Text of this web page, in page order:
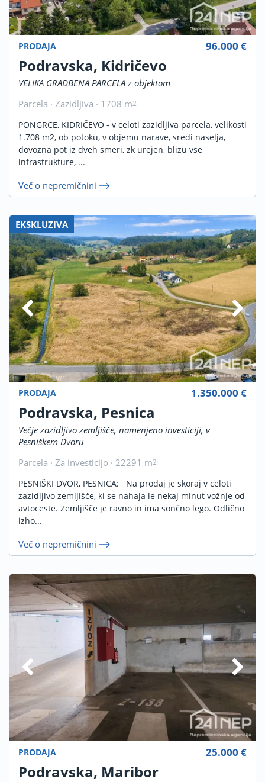
PRODAJA
Podravska, Kidričevo
VELIKA GRADBENA PARCELA z objektom
Parcela · Zazidljiva · 1708 m2
96.000 €
PONGRCE, KIDRIČEVO - v celoti zazidljiva parcela, velikosti
1.708 m2, ob potoku, v objemu narave, sredi naselja,
dovozna pot iz dveh smeri, zk urejen, blizu vse
infrastrukture, ...
Več o nepremičnini
EKSKLUZIVA
PRODAJA
Podravska, Pesnica
Večje zazidljivo zemljišče, namenjeno investiciji, v
Pesniškem Dvoru
Parcela · Za investicijo · 22291 m2
1.350.000 €
PESNIŠKI DVOR, PESNICA: Na prodaj je skoraj v celoti
zazidljivo zemljišče, ki se nahaja le nekaj minut vožnje od
avtoceste. Zemljišče je ravno in ima sončno lego. Odlično
izho...
Več o nepremičnini
PRODAJA
Podravska, Maribor
25.000 €